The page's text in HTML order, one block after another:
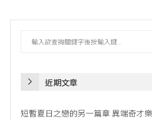
近期文章
短暫夏日之戀的另一篇章 異端奇才